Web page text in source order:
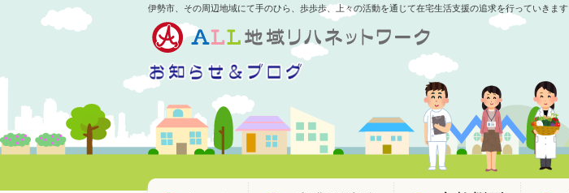
伊勢市、その周辺地域にて手のひら、歩歩歩、上々の活動を通じて在宅生活支援の追求を行っていきます